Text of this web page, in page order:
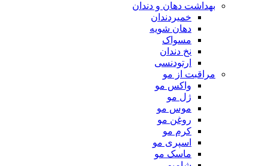
بهداشت دهان و دندان
خمیردندان
دهان شویه
مسواک
نخ دندان
ارتودنسی
مراقبت از مو
واکس مو
ژل مو
موس مو
روغن مو
کرم مو
اسپری مو
ماسک مو